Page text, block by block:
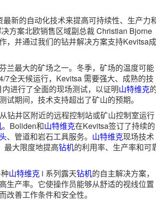
新的自动化技术来提高可持续性、生产力
方案北欧销售区域副总裁 Christian Bjorne
，并通过我们的钻井解决方案支持Kevitsa成
兰最大的矿场之一。冬季，矿场的温度可能
7全天候运行，Kevitsa 需要强大、成熟的技
进行了全面的现场测试，以证明山特维克
试期间，技术支持超出了矿山的预期。
钻井区附近的远程控制站或矿山控制室运行
。Boliden和山特维克在Kevitsa签订了持续的
、管道和岩石工具服务。 山特维克现场技术
最大限度地提高钻机的利用率、生产率和可
山特维克i 系列露天钻机的自主解决方案，
生产率。它使操作员能够从舒适的视线位置
改善工作条件和安全性。